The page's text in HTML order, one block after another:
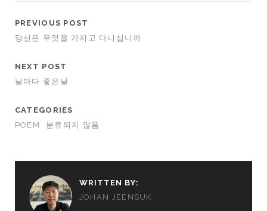
PREVIOUS POST
당신은 무엇을 가지고 다니십니까
NEXT POST
날마다 좋은날
CATEGORIES
POEM
분류되지 않음
WRITTEN BY:
JOHAN JEENSUK